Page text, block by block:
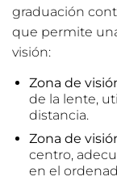
graduación
que permite
visión:
Zona de
de la lente,
distancia.
Zona de
centro,
en el